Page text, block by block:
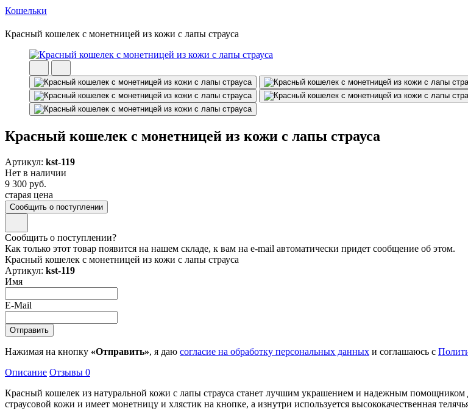
Кошельки
Красный кошелек с монетницей из кожи с лапы страуса
Красный кошелек с монетницей из кожи с лапы страуса
Артикул: kst-119
Нет в наличии
9 300 руб.
старая цена
Сообщить о поступлении
Сообщить о поступлении?
Как только этот товар появится на нашем складе, к вам на e-mail автоматически придет сообщение об этом.
Красный кошелек с монетницей из кожи с лапы страуса
Артикул: kst-119
Имя
E-Mail
Нажимая на кнопку «Отправить», я даю согласие на обработку персональных данных и соглашаюсь с
Описание Отзывы 0
Красный кошелек из натуральной кожи с лапы страуса станет лучшим украшением и надежным
страусовой кожи и имеет монетницу и хлястик на кнопке, а изнутри используется высококачественная